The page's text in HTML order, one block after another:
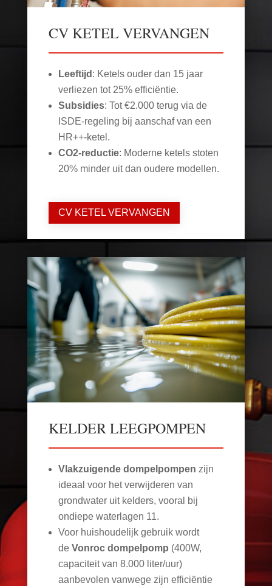
CV KETEL VERVANGEN
Leeftijd : Ketels ouder dan 15 jaar
verliezen tot 25% efficiëntie.
Subsidies: Tot €2.000 terug via de
ISDE-regeling bij aanschaf van een
HR++-ketel.
CO2-reductie: Moderne ketels stoten
20% minder uit dan oudere modellen.
CV KETEL VERVANGEN
KELDER LEEGPOMPEN
Vlakzuigende dompelpompen zijn
ideaal voor het verwijderen van
grondwater uit kelders, vooral bij
ondiepe waterlagen 11.
Voor huishoudelijk gebruik wordt
de Vonroc dompelpomp (400W,
capaciteit van 8.000 liter/uur)
aanbevolen vanwege zijn efficiëntie